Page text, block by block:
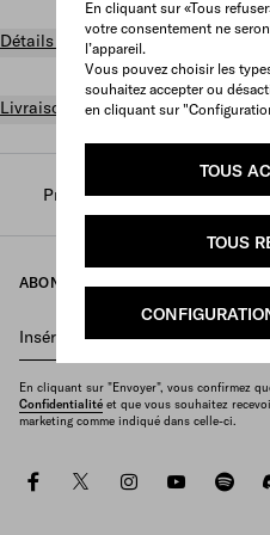
En cliquant sur «Tous
votre consentement ne
l’appareil.
Vous pouvez choisir les
souhaitez accepter ou
en cliquant sur
TOUS
TOUS
Détails du produit
Livraison et retours gratuits
Prada / Parfums et beauté /
ABONNEZ-VOUS À NOTRE
Insérez votre adresse e-mail*
En cliquant sur "Envoyer", vous confirmez
Confidentialité et que vous souhaitez
marketing comme indiqué dans celle-ci.
facebooktwitterinstagram